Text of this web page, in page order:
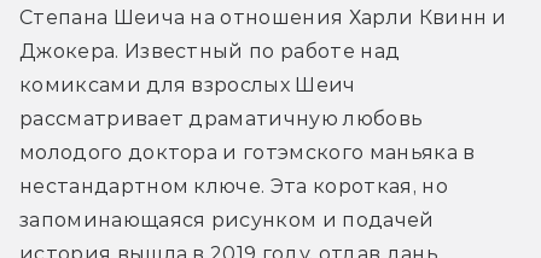
Степана Шеича на отношения Харли Квинн и
Джокера. Известный по работе над
комиксами для взрослых Шеич
рассматривает драматичную любовь
молодого доктора и готэмского маньяка в
нестандартном ключе. Эта короткая, но
запоминающаяся рисунком и подачей
история вышла в 2019 году, отдав дань